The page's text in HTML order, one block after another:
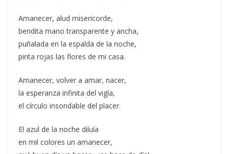
Amanecer, alud misericorde,
bendita mano transparente y ancha,
puñalada en la espalda de la noche,
pinta rojas las flores de mi casa.
Amanecer, volver a amar, nacer,
la esperanza infinita del vigía,
el círculo insondable del placer.
El azul de la noche diluía
en mil colores un amanecer,